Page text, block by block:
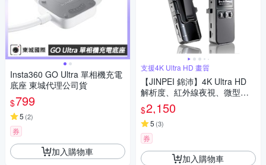
Insta360 GO Ultra 單相機充電
底座 東城代理公司貨
$799
5 (2)
券
加入購物車
支援4K Ultra HD 畫質
【JINPEI 錦沛】4K Ultra HD
解析度、紅外線夜視、微型攝
影機 、密錄器、自行車 機車行
車紀錄 (贈64GB) JS-06B-2
$2,150
5 (3)
券
加入購物車